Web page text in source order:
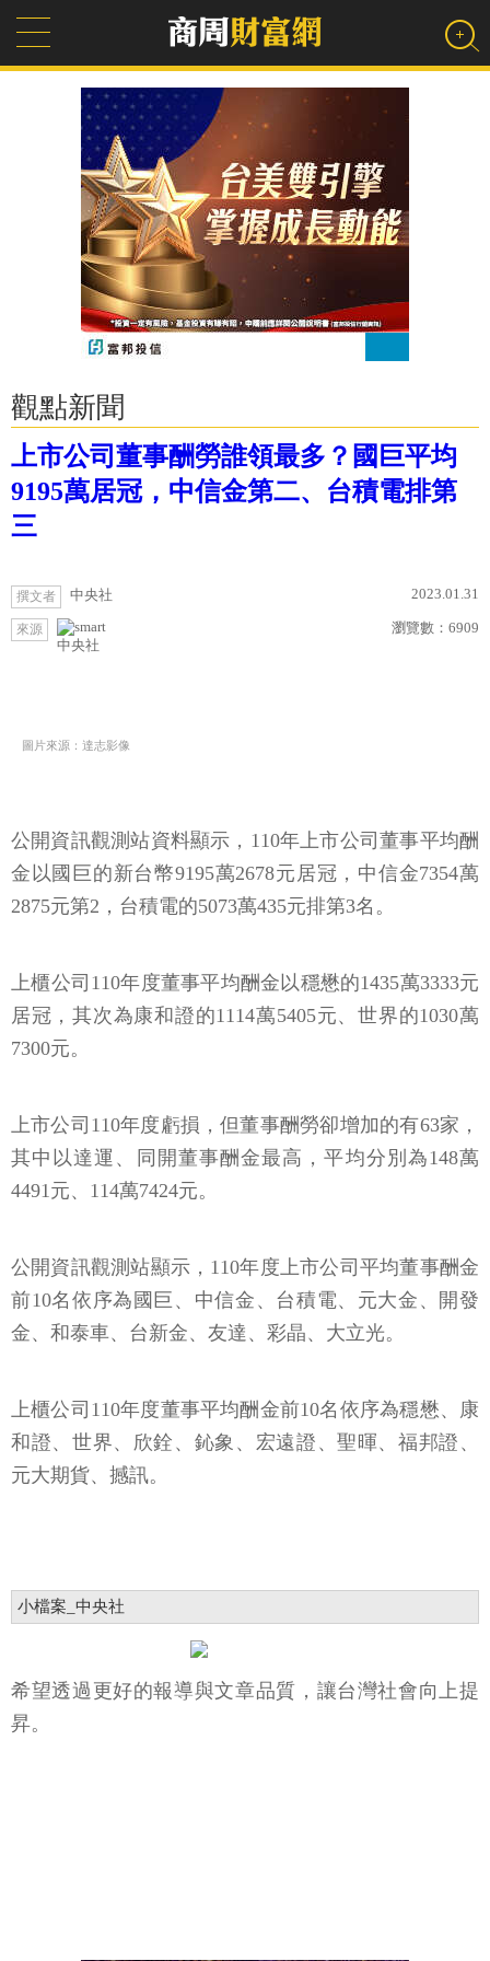
觀點新聞
上市公司董事酬勞誰領最多？國巨平均
9195萬居冠，中信金第二、台積電排第
三
撰文者 中央社 2023.01.31
來源
中央社
瀏覽數： 6909
圖片來源：達志影像
公開資訊觀測站資料顯示，110年上市公司董事平均酬
金以國巨的新台幣9195萬2678元居冠，中信金7354萬
2875元第2，台積電的5073萬435元排第3名。
上櫃公司110年度董事平均酬金以穩懋的1435萬3333元
居冠，其次為康和證的1114萬5405元、世界的1030萬
7300元。
上市公司110年度虧損，但董事酬勞卻增加的有63家，
其中以達運、同開董事酬金最高，平均分別為148萬
4491元、114萬7424元。
公開資訊觀測站顯示，110年度上市公司平均董事酬金
前10名依序為國巨、中信金、台積電、元大金、開發
金、和泰車、台新金、友達、彩晶、大立光。
上櫃公司110年度董事平均酬金前10名依序為穩懋、康
和證、世界、欣銓、鈊象、宏遠證、聖暉、福邦證、
元大期貨、撼訊。
小檔案_中央社
希望透過更好的報導與文章品質，讓台灣社會向上提
昇。